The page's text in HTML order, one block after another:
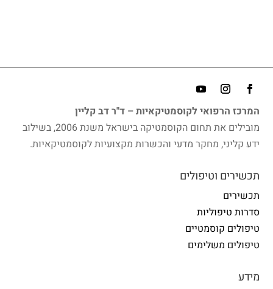
המרכז הרפואי לקוסמטיקאיות – ד"ר דב קליין
מובילים את תחום הקוסמטיקה בישראל משנת 2006, בשילוב
ידע קליני, מחקר מדעי והכשרות מקצועיות לקוסמטיקאיות.
תכשירים וטיפולים
תכשירים
סדרות טיפוליות
טיפולים קוסמטיים
טיפולים משלימים
מידע